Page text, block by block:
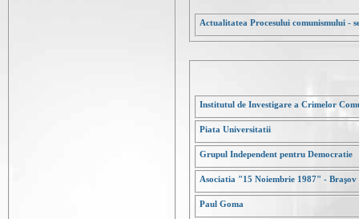
Actualitatea Procesului comunismului -
Institutul de Investigare a Crimelor
Piata Universitatii
Grupul Independent pentru Democratie
Asociatia "15 Noiembrie 1987" - Braşov
Paul Goma